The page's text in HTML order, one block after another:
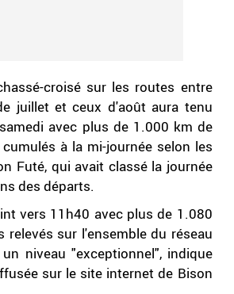
croisé sur les routes entre
juillet et ceux d'août aura tenu
avec plus de 1.000 km de
à la mi-journée selon les
Futé, qui avait classé la journée
des départs.
vers 11h40 avec plus de 1.080
relevés sur l'ensemble du réseau
niveau "exceptionnel", indique
sur le site internet de Bison